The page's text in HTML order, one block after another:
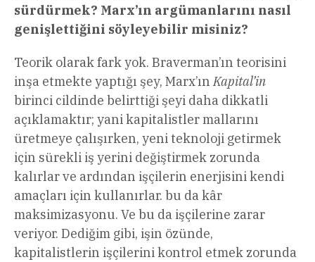
sürdürmek? Marx’ın argümanlarını nasıl
genişlettiğini söyleyebilir misiniz?
Teorik olarak fark yok. Braverman’ın teorisini
inşa etmekte yaptığı şey, Marx’ın Kapital’in
birinci cildinde belirttiği şeyi daha dikkatli
açıklamaktır; yani kapitalistler mallarını
üretmeye çalışırken, yeni teknoloji getirmek
için sürekli iş yerini değiştirmek zorunda
kalırlar ve ardından işçilerin enerjisini kendi
amaçları için kullanırlar. bu da kâr
maksimizasyonu. Ve bu da işçilerine zarar
veriyor. Dediğim gibi, işin özünde,
kapitalistlerin işçilerini kontrol etmek zorunda